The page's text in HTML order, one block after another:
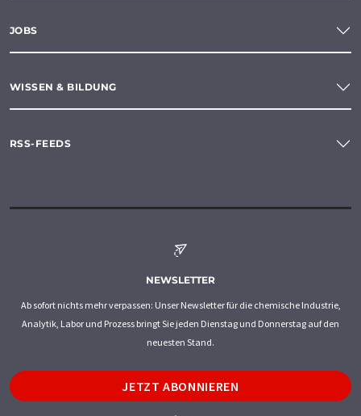
JOBS
WISSEN & BILDUNG
RSS-FEEDS
NEWSLETTER
Ab sofort nichts mehr verpassen: Unser Newsletter für die chemische Industrie,
Analytik, Labor und Prozess bringt Sie jeden Dienstag und Donnerstag auf den
neuesten Stand.
JETZT ABONNIEREN